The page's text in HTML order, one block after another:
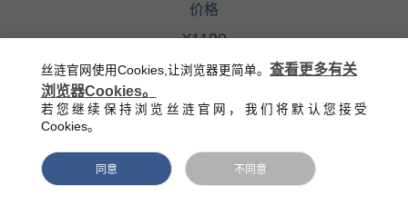
价格
¥1199
官方零售指导价（该价格不含底床）
西藏/新疆/海南/青海等偏远地区除外
丝涟官网使用Cookies,让浏览器更简单。 查看更多有关
浏览器Cookies。
若您继续保持浏览丝涟官网，我们将默认您接受
Cookies。
同意 不同意